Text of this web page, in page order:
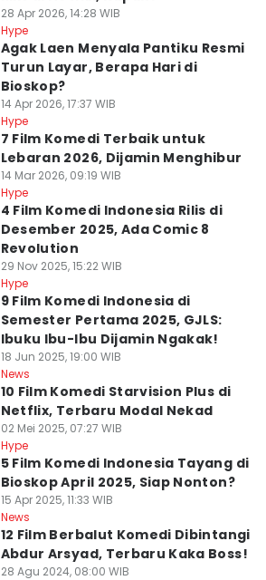
28 Apr 2026, 14:28 WIB
Hype
Agak Laen Menyala Pantiku Resmi
Turun Layar, Berapa Hari di
Bioskop?
14 Apr 2026, 17:37 WIB
Hype
7 Film Komedi Terbaik untuk
Lebaran 2026, Dijamin Menghibur
14 Mar 2026, 09:19 WIB
Hype
4 Film Komedi Indonesia Rilis di
Desember 2025, Ada Comic 8
Revolution
29 Nov 2025, 15:22 WIB
Hype
9 Film Komedi Indonesia di
Semester Pertama 2025, GJLS:
Ibuku Ibu-Ibu Dijamin Ngakak!
18 Jun 2025, 19:00 WIB
News
10 Film Komedi Starvision Plus di
Netflix, Terbaru Modal Nekad
02 Mei 2025, 07:27 WIB
Hype
5 Film Komedi Indonesia Tayang di
Bioskop April 2025, Siap Nonton?
15 Apr 2025, 11:33 WIB
News
12 Film Berbalut Komedi Dibintangi
Abdur Arsyad, Terbaru Kaka Boss!
28 Agu 2024, 08:00 WIB